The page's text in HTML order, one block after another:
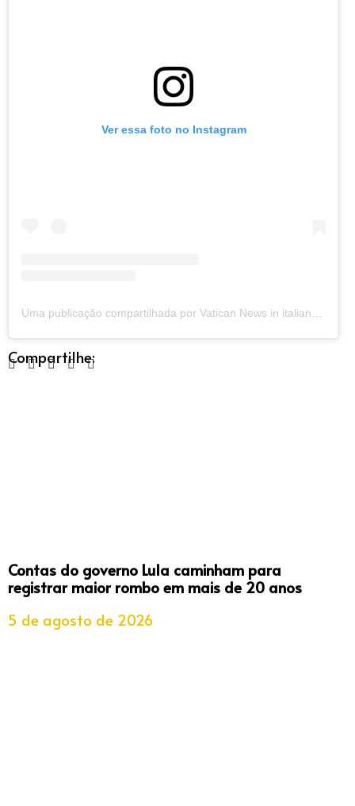
Ver essa foto no Instagram
Compartilhe:
Contas do governo Lula caminham para
registrar maior rombo em mais de 20 anos
5 de agosto de 2026